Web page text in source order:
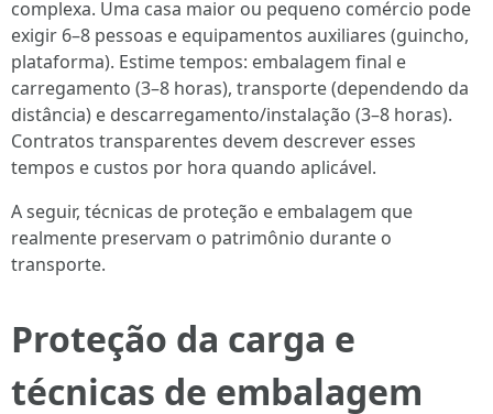
complexa. Uma casa maior ou pequeno comércio pode
exigir 6–8 pessoas e equipamentos auxiliares (guincho,
plataforma). Estime tempos: embalagem final e
carregamento (3–8 horas), transporte (dependendo da
distância) e descarregamento/instalação (3–8 horas).
Contratos transparentes devem descrever esses
tempos e custos por hora quando aplicável.
A seguir, técnicas de proteção e embalagem que
realmente preservam o patrimônio durante o
transporte.
Proteção da carga e
técnicas de embalagem